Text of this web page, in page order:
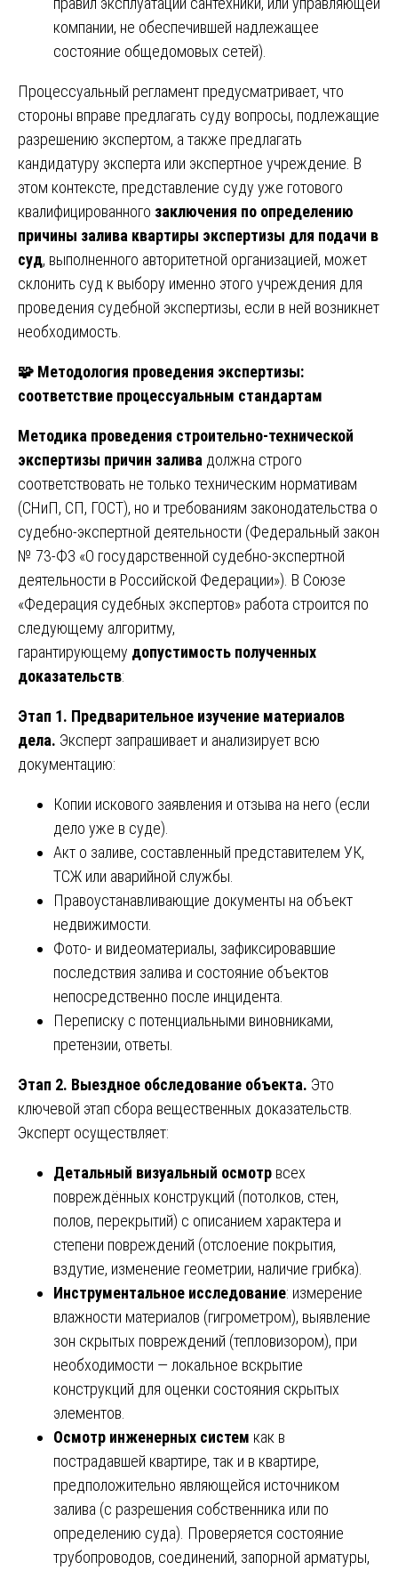
компании, не обеспечившей надлежащее
состояние общедомовых сетей).
Процессуальный регламент предусматривает, что
стороны вправе предлагать суду вопросы, подлежащие
разрешению экспертом, а также предлагать
кандидатуру эксперта или экспертное учреждение. В
этом контексте, представление суду уже готового
квалифицированного заключения по определению
причины залива квартиры экспертизы для подачи в
суд, выполненного авторитетной организацией, может
склонить суд к выбору именно этого учреждения для
проведения судебной экспертизы, если в ней возникнет
необходимость.
🧩 Методология проведения экспертизы:
соответствие процессуальным стандартам
Методика проведения строительно-технической
экспертизы причин залива должна строго
соответствовать не только техническим нормативам
(СНиП, СП, ГОСТ), но и требованиям законодательства о
судебно-экспертной деятельности (Федеральный закон
№ 73-ФЗ «О государственной судебно-экспертной
деятельности в Российской Федерации»). В Союзе
«Федерация судебных экспертов» работа строится по
следующему алгоритму,
гарантирующему допустимость полученных
доказательств:
Этап 1. Предварительное изучение материалов
дела. Эксперт запрашивает и анализирует всю
документацию:
Копии искового заявления и отзыва на него (если
дело уже в суде).
Акт о заливе, составленный представителем УК,
ТСЖ или аварийной службы.
Правоустанавливающие документы на объект
недвижимости.
Фото- и видеоматериалы, зафиксировавшие
последствия залива и состояние объектов
непосредственно после инцидента.
Переписку с потенциальными виновниками,
претензии, ответы.
Этап 2. Выездное обследование объекта. Это
ключевой этап сбора вещественных доказательств.
Эксперт осуществляет:
Детальный визуальный осмотр всех
повреждённых конструкций (потолков, стен,
полов, перекрытий) с описанием характера и
степени повреждений (отслоение покрытия,
вздутие, изменение геометрии, наличие грибка).
Инструментальное исследование: измерение
влажности материалов (гигрометром), выявление
зон скрытых повреждений (тепловизором), при
необходимости — локальное вскрытие
конструкций для оценки состояния скрытых
элементов.
Осмотр инженерных систем как в
пострадавшей квартире, так и в квартире,
предположительно являющейся источником
залива (с разрешения собственника или по
определению суда). Проверяется состояние
трубопроводов, соединений, запорной арматуры,